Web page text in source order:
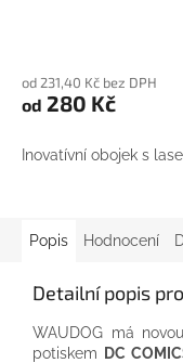
od 231,40 Kč bez DPH
od 280 Kč
Inovatívní obojek s
Popis Hodnocení
Detailní popis
WAUDOG má
potiskem
DC